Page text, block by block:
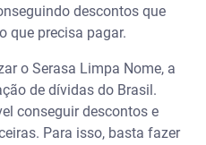
descontos que
que precisa pagar.
o Serasa Limpa Nome, a
de dívidas do Brasil.
conseguir descontos e
Para isso, basta fazer